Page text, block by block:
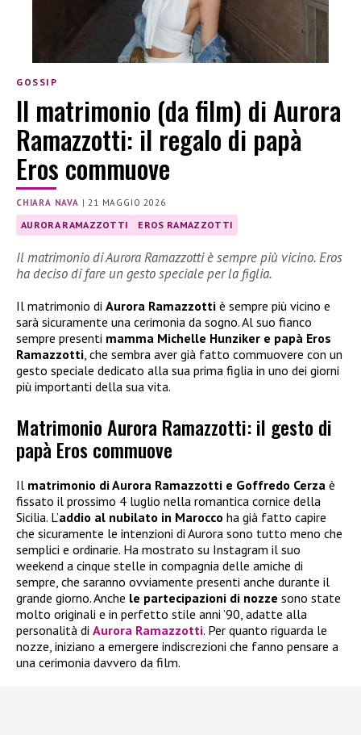
GOSSIP
Il matrimonio (da film) di Aurora
Ramazzotti: il regalo di papà
Eros commuove
CHIARA NAVA | 21 MAGGIO 2026
AURORA RAMAZZOTTI EROS RAMAZZOTTI
Il matrimonio di Aurora Ramazzotti è sempre più vicino. Eros
ha deciso di fare un gesto speciale per la figlia.
Il matrimonio di Aurora Ramazzotti è sempre più vicino e
sarà sicuramente una cerimonia da sogno. Al suo fianco
sempre presenti mamma Michelle Hunziker e papà Eros
Ramazzotti , che sembra aver già fatto commuovere con un
gesto speciale dedicato alla sua prima figlia in uno dei giorni
più importanti della sua vita.
Matrimonio Aurora Ramazzotti: il gesto di
papà Eros commuove
Il matrimonio di Aurora Ramazzotti e Goffredo Cerza è
fissato il prossimo 4 luglio nella romantica cornice della
Sicilia. L’addio al nubilato in Marocco ha già fatto capire
che sicuramente le intenzioni di Aurora sono tutto meno che
semplici e ordinarie. Ha mostrato su Instagram il suo
weekend a cinque stelle in compagnia delle amiche di
sempre, che saranno ovviamente presenti anche durante il
grande giorno. Anche le partecipazioni di nozze sono state
molto originali e in perfetto stile anni ’90, adatte alla
personalità di Aurora Ramazzotti. Per quanto riguarda le
nozze, iniziano a emergere indiscrezioni che fanno pensare a
una cerimonia davvero da film.